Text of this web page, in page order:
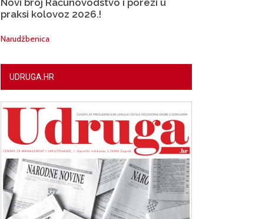
praksi kolovoz 2026.!
Narudžbenica
UDRUGA.HR